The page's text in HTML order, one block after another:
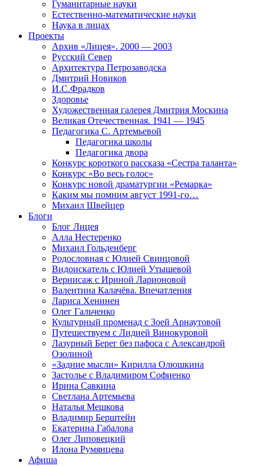
Гуманитарные науки
Естественно-математические науки
Наука в лицах
Проекты
Архив «Лицея». 2000 — 2003
Русский Север
Архитектура Петрозаводска
Дмитрий Новиков
И.С.Фрадков
Здоровье
Художественная галерея Дмитрия Москина
Великая Отечественная. 1941 — 1945
Педагогика С. Артемьевой
Педагогика школы
Педагогика двора
Конкурс короткого рассказа «Сестра таланта»
Конкурс «Во весь голос»
Конкурс новой драматургии «Ремарка»
Каким мы помним август 1991-го…
Михаил Швейцер
Блоги
Блог Лицея
Алла Нестеренко
Михаил Гольденберг
Родословная с Юлией Свинцовой
Видоискатель с Юлией Утышевой
Вернисаж с Ириной Ларионовой
Валентина Калачёва. Впечатления
Лариса Хенинен
Олег Гальченко
Культурный променад с Зоей Арнаутовой
Путешествуем с Лидией Винокуровой
Лазурный Берег без пафоса с Александрой
Озолиной
«Задние мысли» Кирилла Олюшкина
Застолье с Владимиром Софиенко
Ирина Савкина
Светлана Артемьева
Наталья Мешкова
Владимир Берштейн
Екатерина Габалова
Олег Липовецкий
Илона Румянцева
Афиша